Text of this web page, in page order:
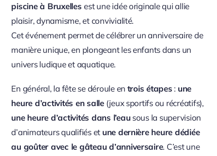
piscine à Bruxellesest une idée originale qui allie
plaisir, dynamisme, et convivialité.
Cet événement permet de célébrer un anniversaire de
manière unique, en plongeant les enfants dans un
univers ludique et aquatique.
En général, la fête se déroule en trois étapes : une
heure d’activités en salle(jeux sportifs ou récréatifs),
une heure d’activités dans l’eau sous la supervision
d’animateurs qualifiés et une dernière heure dédiée
au goûter avec le gâteau d’anniversaire. C’est une